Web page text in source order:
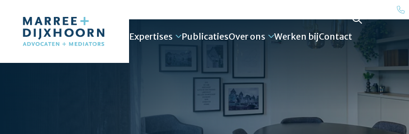
Expertises PublicatiesOver ons Werken bijContact